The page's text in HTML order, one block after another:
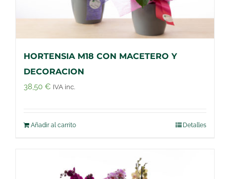
HORTENSIA M18 CON MACETERO Y
DECORACION
38,50 € IVA inc.
Añadir al carrito Detalles